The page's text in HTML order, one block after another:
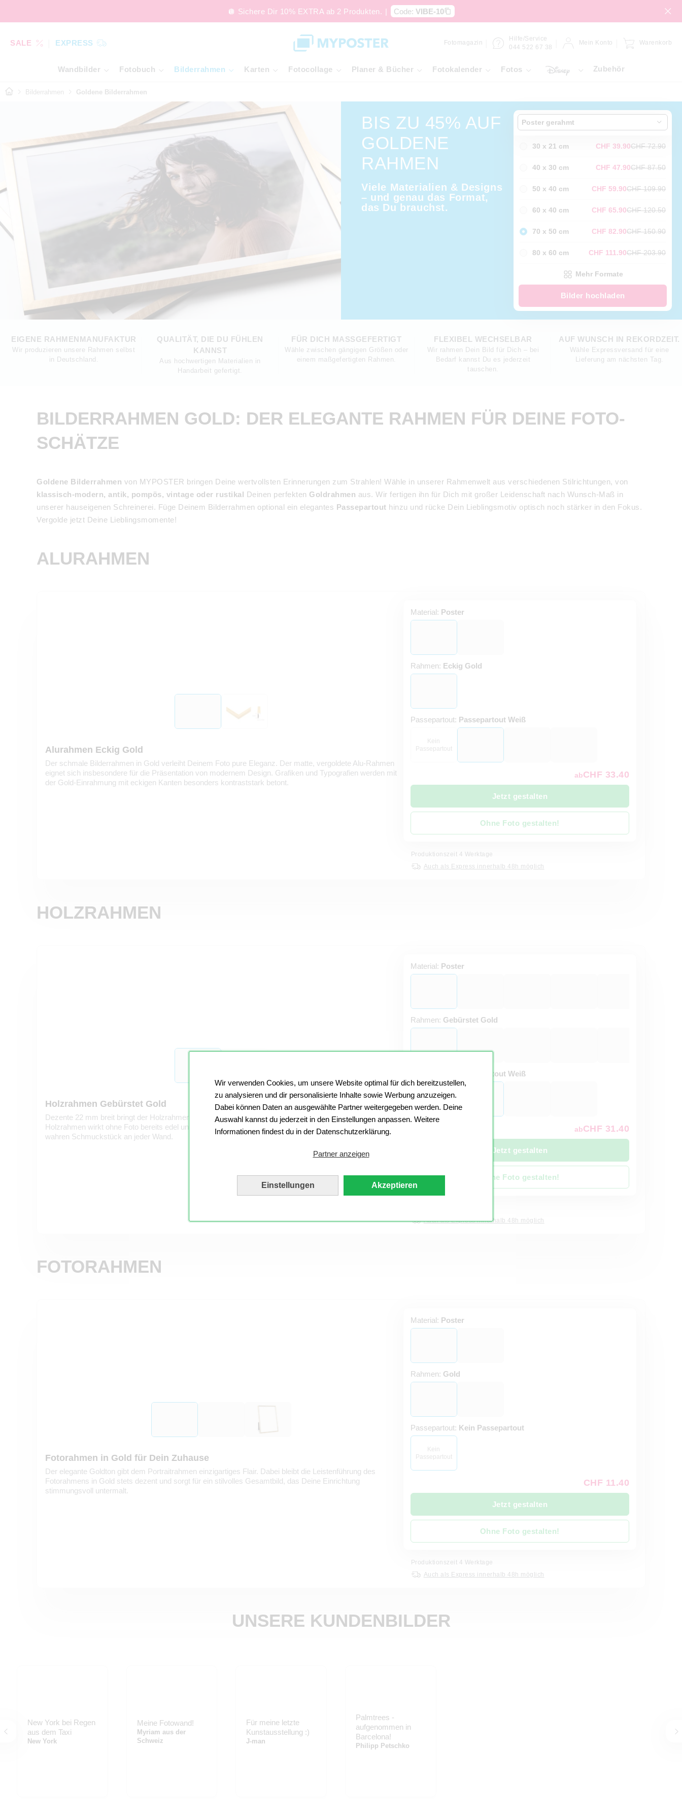
Wir verwenden Cookies, um unsere Website optimal für dich bereitzustellen,
zu analysieren und dir personalisierte Inhalte sowie Werbung anzuzeigen.
Dabei können Daten an ausgewählte Partner weitergegeben werden. Deine
Auswahl kannst du jederzeit in den Einstellungen anpassen. Weitere
Informationen findest du in der Datenschutzerklärung.
Partner anzeigen
Einstellungen Akzeptieren
🪩 Sichere Dir 10% EXTRA ab 2 Produkten. | Code: VIBE-10
SALE EXPRESS Fotomagazin
Hilfe/Service
044 522 67 38
Mein Konto Warenkorb
Wandbilder Fotobuch Bilderrahmen Karten Fotocollage Planer & Bücher Fotokalender Fotos Zubehör
Bilderrahmen Goldene Bilderrahmen
BIS ZU 45% AUF
GOLDENE
RAHMEN
Viele Materialien & Designs
– und genau das Format,
das Du brauchst.
EIGENE RAHMENMANUFAKTUR
Wir produzieren unsere Rahmen selbst
in Deutschland.
QUALITÄT, DIE DU FÜHLEN
KANNST
Aus hochwertigen Materialien in
Handarbeit gefertigt.
FÜR DICH MASSGEFERTIGT
Wähle zwischen gängigen Größen oder
einem maßgefertigten Rahmen.
FLEXIBEL WECHSELBAR
Wir rahmen Dein Bild für Dich – bei
Bedarf kannst Du es jederzeit
tauschen.
AUF WUNSCH IN REKORDZEIT.
Wähle Expressversand für eine
Lieferung am nächsten Tag.
Poster gerahmt
30 x 21 cm CHF 39.90CHF 72.90
40 x 30 cm CHF 47.90CHF 87.50
50 x 40 cm CHF 59.90CHF 109.90
60 x 40 cm CHF 65.90CHF 120.50
70 x 50 cm CHF 82.90CHF 150.90
80 x 60 cm CHF 111.90CHF 203.90
Mehr Formate
Bilder hochladen
BILDERRAHMEN GOLD: DER ELEGANTE RAHMEN FÜR DEINE FOTO-
SCHÄTZE
Goldene Bilderrahmen von MYPOSTER bringen Deine wertvollsten Erinnerungen zum Strahlen! Wähle in unserer Rahmenwelt aus verschiedenen Stilrichtungen, von
klassisch-modern, antik, pompös, vintage oder rustikal Deinen perfekten Goldrahmen aus. Wir fertigen ihn für Dich mit großer Leidenschaft nach Wunsch-Maß in
unserer hauseigenen Schreinerei. Füge Deinem Bilderrahmen optional ein elegantes Passepartout hinzu und rücke Dein Lieblingsmotiv optisch noch stärker in den Fokus.
Vergolde jetzt Deine Lieblingsmomente!
ALURAHMEN
Alurahmen Eckig Gold
Der schmale Bilderrahmen in Gold verleiht Deinem Foto pure Eleganz. Der matte, vergoldete Alu-Rahmen
eignet sich insbesondere für die Präsentation von modernem Design. Grafiken und Typografien werden mit
der Gold-Einrahmung mit eckigen Kanten besonders kontraststark betont.
Material: Poster
Rahmen: Eckig Gold
Passepartout: Passepartout Weiß
Kein
Passepartout
abCHF 33.40
Jetzt gestalten
Ohne Foto gestalten!
Produktionszeit 4 Werktage
Auch als Express innerhalb 48h möglich
HOLZRAHMEN
Holzrahmen Gebürstet Gold
Dezente 22 mm breit bringt der Holzrahmen in gebürstet Gold eine klare Zierde für Deine Bilder. Der
Holzrahmen wirkt ohne Foto bereits edel und wird durch Deine Einbindung individueller Fotos zu einem
wahren Schmuckstück an jeder Wand.
Material: Poster
Rahmen: Gebürstet Gold
Passepartout Weiß
Kein
abCHF 31.40
Jetzt gestalten
Ohne Foto gestalten!
Auch als Express innerhalb 48h möglich
FOTORAHMEN
Fotorahmen in Gold für Dein Zuhause
Der elegante Goldton gibt dem Portraitrahmen einzigartiges Flair. Dabei bleibt die Leistenführung des
Fotorahmens in Gold stets dezent und sorgt für ein stilvolles Gesamtbild, das Deine Einrichtung
stimmungsvoll untermalt.
Material: Poster
Rahmen: Gold
Passepartout: Kein Passepartout
Kein
Passepartout
CHF 11.40
Jetzt gestalten
Ohne Foto gestalten!
Produktionszeit 4 Werktage
Auch als Express innerhalb 48h möglich
UNSERE KUNDENBILDER
New York bei Regen
aus dem Taxi
New York
Meine Fotowand!
Myriam aus der
Schweiz
Für meine letzte
Kunstausstellung :)
J-man
Palmtrees -
aufgenommen in
Barcelona!
Philipp Petschko